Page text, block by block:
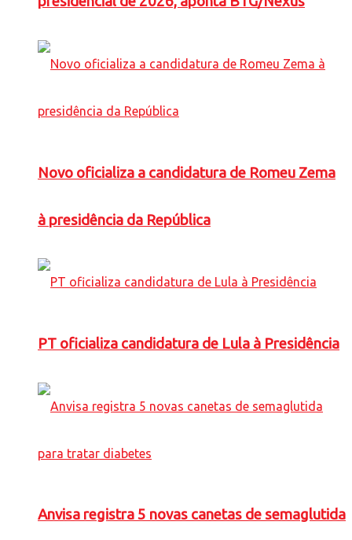
Novo oficializa a candidatura de Romeu Zema
à presidência da República
PT oficializa candidatura de Lula à Presidência
Anvisa registra 5 novas canetas de semaglutida